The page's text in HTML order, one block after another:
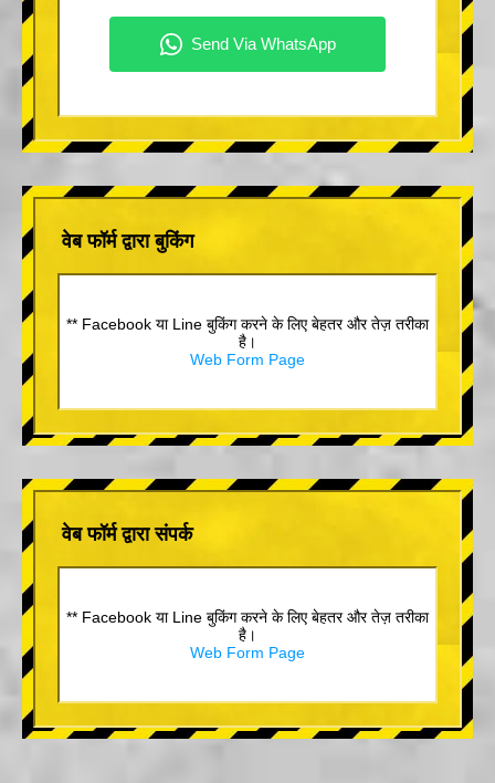
वेब फॉर्म द्वारा बुकिंग
** Facebook या Line बुकिंग करने के लिए बेहतर और तेज़ तरीका
है।
Web Form Page
वेब फॉर्म द्वारा संपर्क
** Facebook या Line बुकिंग करने के लिए बेहतर और तेज़ तरीका
है।
Web Form Page